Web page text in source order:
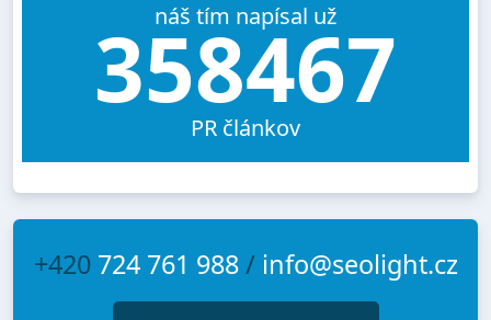
náš tím napísal už
358467
PR článkov
+420 724 761 988/ info@seolight.cz